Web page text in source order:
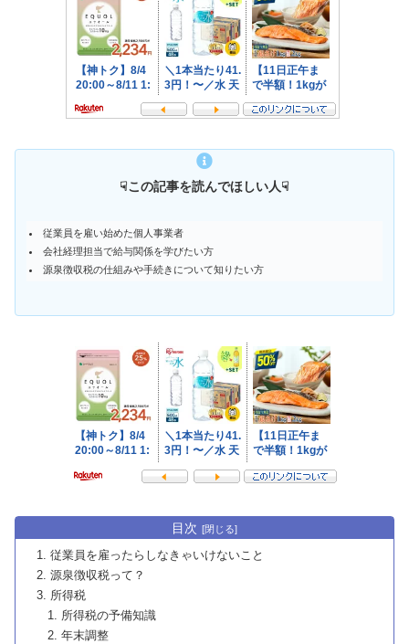
☟この記事を読んでほしい人☟
従業員を雇い始めた個人事業者
会社経理担当で給与関係を学びたい方
源泉徴収税の仕組みや手続きについて知りたい方
目次
従業員を雇ったらしなきゃいけないこと
源泉徴収税って？
所得税
所得税の予備知識
年末調整